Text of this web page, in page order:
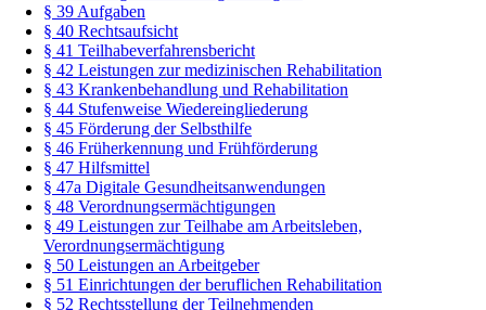
§ 39 Aufgaben
§ 40 Rechtsaufsicht
§ 41 Teilhabeverfahrensbericht
§ 42 Leistungen zur medizinischen Rehabilitation
§ 43 Krankenbehandlung und Rehabilitation
§ 44 Stufenweise Wiedereingliederung
§ 45 Förderung der Selbsthilfe
§ 46 Früherkennung und Frühförderung
§ 47 Hilfsmittel
§ 47a Digitale Gesundheitsanwendungen
§ 48 Verordnungsermächtigungen
§ 49 Leistungen zur Teilhabe am Arbeitsleben,
Verordnungsermächtigung
§ 50 Leistungen an Arbeitgeber
§ 51 Einrichtungen der beruflichen Rehabilitation
§ 52 Rechtsstellung der Teilnehmenden